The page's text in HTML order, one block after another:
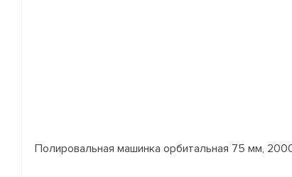
Полировальная машинка орбитальная 75 мм,